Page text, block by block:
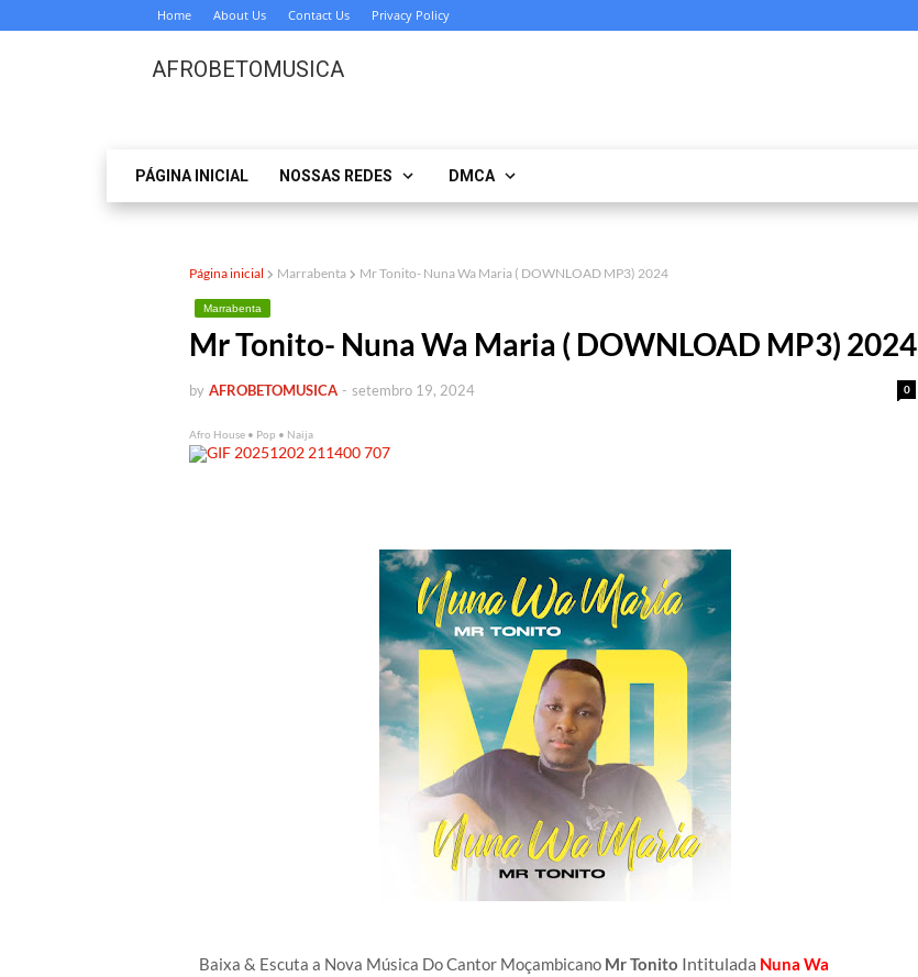
Home About Us Contact Us Privacy Policy
AFROBETOMUSICA
PÁGINA INICIAL NOSSAS REDES DMCA
Página inicial Marrabenta Mr Tonito- Nuna Wa Maria ( DOWNLOAD MP3) 2024
Marrabenta
Mr Tonito- Nuna Wa Maria ( DOWNLOAD MP3) 2024
by AFROBETOMUSICA 0
- setembro 19, 2024
Afro House • Pop • Naija
Baixa & Escuta a Nova Música Do Cantor Moçambicano Mr Tonito Intitulada Nuna Wa